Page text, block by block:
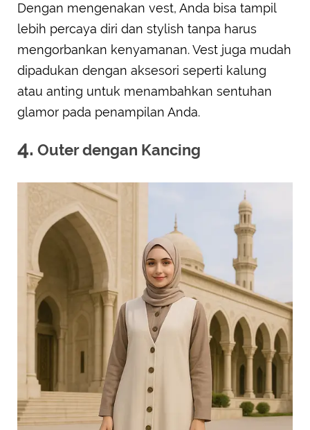
Dengan mengenakan vest, Anda bisa tampil
lebih percaya diri dan stylish tanpa harus
mengorbankan kenyamanan. Vest juga mudah
dipadukan dengan aksesori seperti kalung
atau anting untuk menambahkan sentuhan
glamor pada penampilan Anda.
4. Outer dengan Kancing